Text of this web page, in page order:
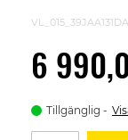
VL_015_39JAA131DA
6
Tillgänglig
images